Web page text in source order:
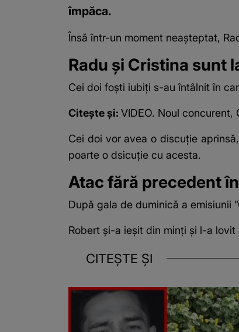
împăca.
Însă într-un moment neașteptat,
Radu și Cristina sunt
Cei doi foști iubiți s-au întâlnit în
Citește și: VIDEO. Noul
Cei doi vor avea o discuție
poarte o dsicuție cu acesta.
Atac fără precedent
După gala de duminică a emisiunii
Robert și-a ieșit din minți și l-a lovit
CITEȘTE ȘI